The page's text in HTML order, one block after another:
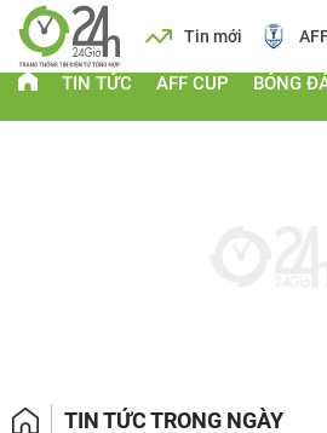
Lịch Tin mới
TIN TỨC AFF CUP BÓNG
TIN TỨC TRONG NGÀY